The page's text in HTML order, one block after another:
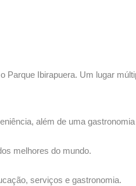
Ibirapuera. Um lugar
além de uma
melhores do mundo.
serviços e gastronomia.